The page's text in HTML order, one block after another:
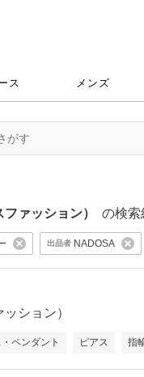
ス メンズ
ァッション） の検索
出品者 NADOSA
ション）
ペンダント ピアス 指